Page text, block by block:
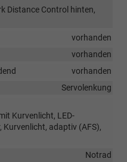
Distance Control hinten,
vorhanden
vorhanden
vorhanden
Servolenkung
Kurvenlicht, LED-
Kurvenlicht, adaptiv (AFS),
Notrad